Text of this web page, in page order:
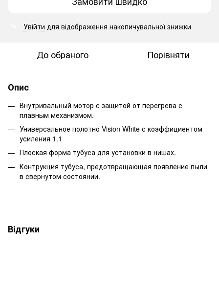
Увійти для відображення накопичувальної знижки
До обраного Порівняти
Опис
Внутривальный мотор с защитой от перегрева с
плавным механизмом.
Универсальное полотно Vision White с коэффициентом
усиления 1.1
Плоская форма тубуса для установки в нишах.
Контрукция тубуса, предотвращающая появление пыли
в свернутом состоянии.
Відгуки